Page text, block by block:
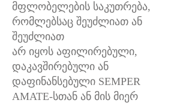
მფლობელების საკუთრება,
რომლებსაც შეუძლიათ ან
შეუძლიათ
არ იყოს აფილირებული,
დაკავშირებული ან
დაფინანსებული SEMPER
AMATE-სთან ან მის მიერ